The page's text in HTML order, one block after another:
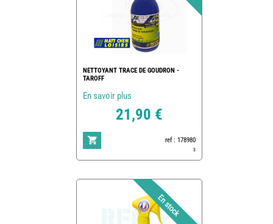
NETTOYANT TRACE DE GOUDRON -
TAROFF
En savoir plus
21,90 €
ref : 178980
3